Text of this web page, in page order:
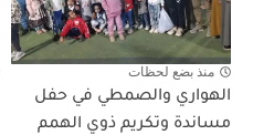
منذ بضع لحظات
الهواري والصمطي في حفل
مساندة وتكريم ذوي الهمم